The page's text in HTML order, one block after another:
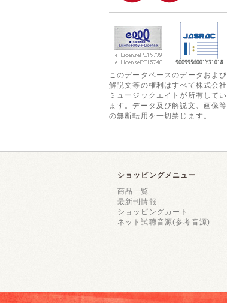
このデータベースのデータおよび
解説文等の権利はすべて株式会社
ミュージックエイトが所有してい
ます。データ及び解説文、画像等
の無断転用を一切禁じます。
ショッピングメニュー
商品一覧
最新刊情報
ショッピングカート
ネット試聴音源(参考音源)